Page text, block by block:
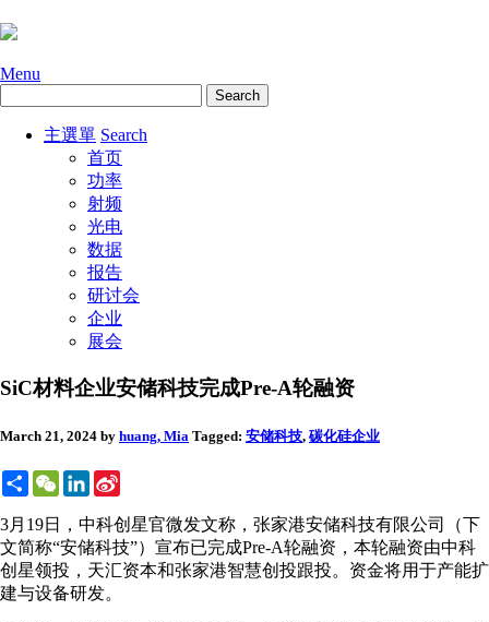
Menu
主選單 Search
首页
功率
射频
光电
数据
报告
研讨会
企业
展会
SiC材料企业安储科技完成Pre-A轮融资
March 21, 2024 by huang, Mia Tagged: 安储科技, 碳化硅企业
ShareWeChatLinkedIn
3月19日，中科创星官微发文称，张家港安储科技有限公司（下
文简称“安储科技”）宣布已完成Pre-A轮融资，本轮融资由中科
创星领投，天汇资本和张家港智慧创投跟投。资金将用于产能扩
建与设备研发。